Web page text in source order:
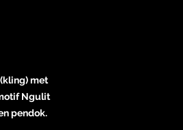
met
Ngulit
pendok.